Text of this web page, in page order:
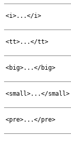
<i>...</i>
<tt>...</tt>
<big>...</big>
<small>...</small>
<pre>...</pre>